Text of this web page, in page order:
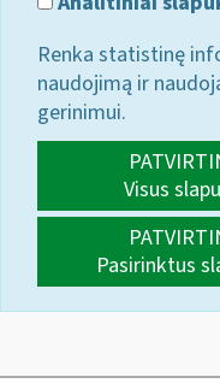
Renka statistinę
naudojimą ir
gerinimui.
Visus
Pasirinktus